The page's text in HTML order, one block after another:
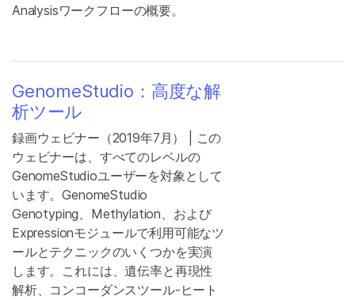
Analysisワークフローの概要。
GenomeStudio：高度な解
析ツール
録画ウェビナー（2019年7月） | この
ウェビナーは、すべてのレベルの
GenomeStudioユーザーを対象として
います。GenomeStudio
Genotyping、Methylation、および
Expressionモジュールで利用可能なツ
ールとテクニックのいくつかを実演
します。これには、遺伝率と再現性
解析、コンコーダンスツール-ヒート